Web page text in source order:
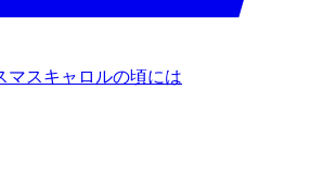
マスキャロルの頃には